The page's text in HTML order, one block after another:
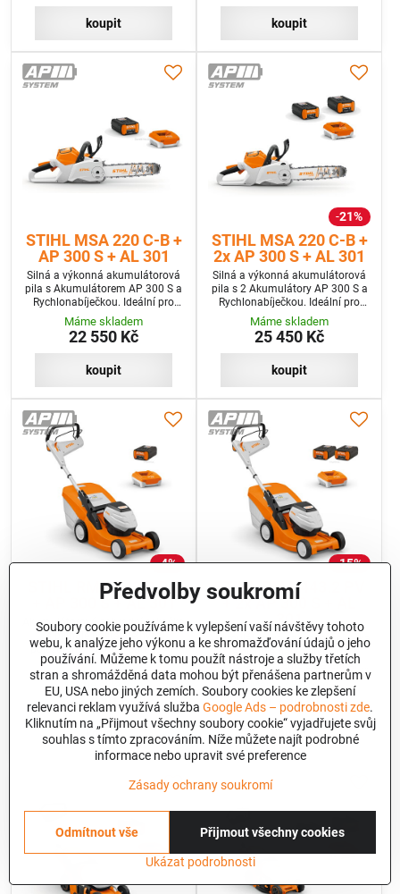
koupit koupit
STIHL MSA 220 C-B +
AP 300 S + AL 301
Silná a výkonná akumulátorová
pila s Akumulátorem AP 300 S a
Rychlonabíječkou. Ideální pro
kácení malých stromů, nebo pro
řezání palivového dříví
Máme skladem
22 550 Kč
koupit
21%
STIHL MSA 220 C-B +
2x AP 300 S + AL 301
Silná a výkonná akumulátorová
pila s 2 Akumulátory AP 300 S a
Rychlonabíječkou. Ideální pro
kácení malých stromů, nebo pro
řezání palivového dříví
Máme skladem
25 450 Kč
koupit
4%
STIHL RMA 443.2 PV
+ AP 300 S + AL 301
Akumulátorová zahradní sekačka
s plynule nastavitelným
pojezdem. Včetně 1 Baterie AP
300 S a Rychlonabíječky AL 301
Máme skladem
24 690 Kč
koupit
15%
STIHL RMA 443.2 PV
+ 2x AP 300 S + AL
301
Akumulátorová zahradní sekačka
s plynule nastavitelným
pojezdem. Včetně 2 Baterií AP
300 S a Rychlonabíječky AL 301
Máme skladem
28 790 Kč
koupit
Předvolby soukromí
Soubory cookie používáme k vylepšení vaší návštěvy tohoto
webu, k analýze jeho výkonu a ke shromažďování údajů o jeho
používání. Můžeme k tomu použít nástroje a služby třetích
stran a shromážděná data mohou být přenášena partnerům v
EU, USA nebo jiných zemích. Soubory cookies ke zlepšení
relevanci reklam využívá služba Google Ads – podrobnosti zde.
Kliknutím na „Přijmout všechny soubory cookie“ vyjadřujete svůj
souhlas s tímto zpracováním. Níže můžete najít podrobné
informace nebo upravit své preference
Zásady ochrany soukromí
Ukázat podrobnosti
Přijmout všechny cookies
Odmítnout vše